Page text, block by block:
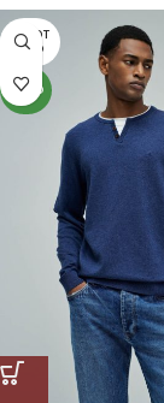
ESGOT
ADO
NOVO